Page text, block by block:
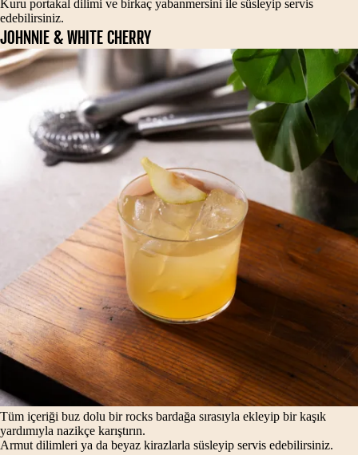
Kuru portakal dilimi ve birkaç yabanmersini ile süsleyip servis
edebilirsiniz.
JOHNNIE & WHITE CHERRY
Tüm içeriği buz dolu bir rocks bardağa sırasıyla ekleyip bir kaşık
yardımıyla nazikçe karıştırın.
Armut dilimleri ya da beyaz kirazlarla süsleyip servis edebilirsiniz.